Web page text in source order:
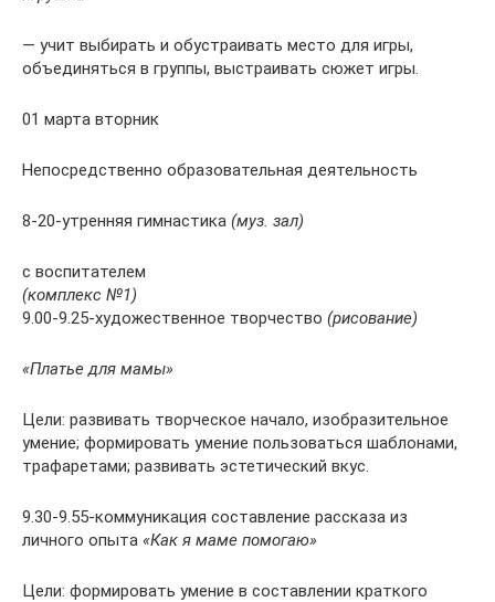
— учит выбирать и обустраивать место для игры,
объединяться в группы, выстраивать сюжет игры.
01 марта вторник
Непосредственно образовательная деятельность
8-20-утренняя гимнастика (муз. зал)
с воспитателем
(комплекс №1)
9.00-9.25-художественное творчество (рисование)
«Платье для мамы»
Цели: развивать творческое начало, изобразительное
умение; формировать умение пользоваться шаблонами,
трафаретами; развивать эстетический вкус.
9.30-9.55-коммуникация составление рассказа из
личного опыта «Как я маме помогаю»
Цели: формировать умение в составлении краткого